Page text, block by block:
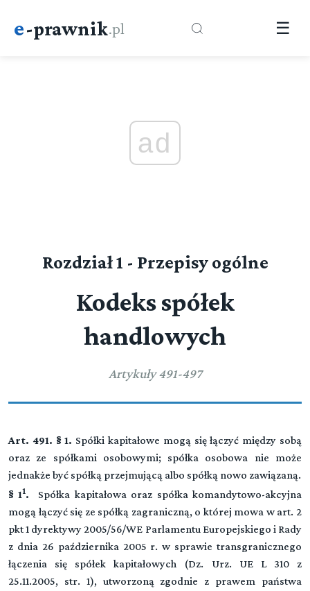
e-prawnik.pl ☰
ad
Rozdział 1 - Przepisy ogólne
Kodeks spółek
handlowych
Artykuły 491-497
Art. 491. § 1. Spółki kapitałowe mogą się łączyć między sobą
oraz ze spółkami osobowymi; spółka osobowa nie może
jednakże być spółką przejmującą albo spółką nowo zawiązaną.
§ 11. Spółka kapitałowa oraz spółka komandytowo-akcyjna
mogą łączyć się ze spółką zagraniczną, o której mowa w art. 2
pkt 1 dyrektywy 2005/56/WE Parlamentu Europejskiego i Rady
z dnia 26 października 2005 r. w sprawie transgranicznego
łączenia się spółek kapitałowych (Dz. Urz. UE L 310 z
25.11.2005, str. 1), utworzoną zgodnie z prawem państwa